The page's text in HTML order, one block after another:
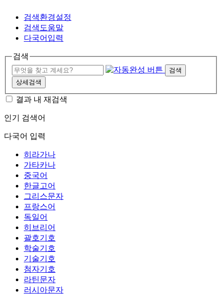
검색환경설정
검색도움말
다국어입력
검색
검색
상세검색
결과 내 재검색
인기 검색어
다국어 입력
히라가나
가타카나
중국어
한글고어
그리스문자
프랑스어
독일어
히브리어
괄호기호
학술기호
기술기호
첨자기호
라틴문자
러시아문자